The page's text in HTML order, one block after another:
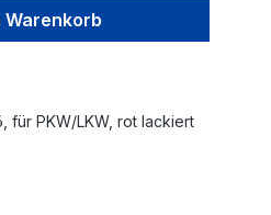
Warenkorb